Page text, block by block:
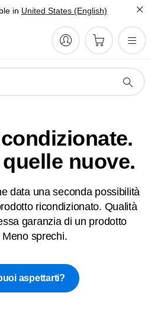
in United States (English)
nuove.
data una seconda possibilità
ricondizionato. Qualità
garanzia di un prodotto
Meno sprechi.
aspettarti?